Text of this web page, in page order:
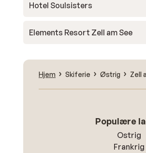
Hotel Soulsisters
Elements Resort Zell am See
Hjem Skiferie Østrig Zell
Populære
Ostrig
Frankrig